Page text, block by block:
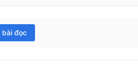
bài đọc